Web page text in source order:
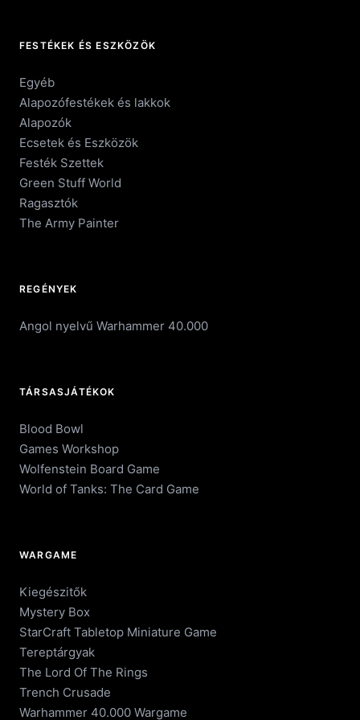
FESTÉKEK ÉS ESZKÖZÖK
Egyéb
Alapozófestékek és lakkok
Alapozók
Ecsetek és Eszközök
Festék Szettek
Green Stuff World
Ragasztók
The Army Painter
REGÉNYEK
Angol nyelvű Warhammer 40.000
TÁRSASJÁTÉKOK
Blood Bowl
Games Workshop
Wolfenstein Board Game
World of Tanks: The Card Game
WARGAME
Kiegészitők
Mystery Box
StarCraft Tabletop Miniature Game
Tereptárgyak
The Lord Of The Rings
Trench Crusade
Warhammer 40.000 Wargame